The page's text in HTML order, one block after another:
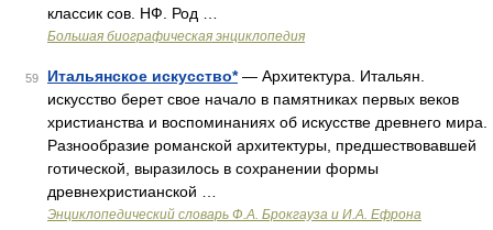
классик сов. НФ. Род …
Большая биографическая энциклопедия
59 Итальянское искусство*— Архитектура. Итальян.
искусство берет свое начало в памятниках первых веков
христианства и воспоминаниях об искусстве древнего мира.
Разнообразие романской архитектуры, предшествовавшей
готической, выразилось в сохранении формы
древнехристианской …
Энциклопедический словарь Ф.А. Брокгауза и И.А. Ефрона